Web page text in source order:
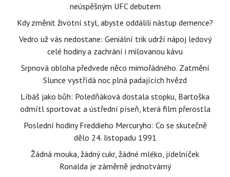
neúspěšným UFC debutem
Kdy změnit životní styl, abyste oddálili nástup demence?
Vedro už vás nedostane: Geniální trik udrží nápoj ledový
celé hodiny a zachrání i milovanou kávu
Srpnová obloha předvede něco mimořádného. Zatmění
Slunce vystřídá noc plná padajících hvězd
Líbáš jako bůh: Poledňáková dostala stopku, Bartoška
odmítl sportovat a ústřední píseň, která film přerostla
Poslední hodiny Freddieho Mercuryho: Co se skutečně
dělo 24. listopadu 1991
Žádná mouka, žádný cukr, žádné mléko, jídelníček
Ronalda je záměrně jednotvárný